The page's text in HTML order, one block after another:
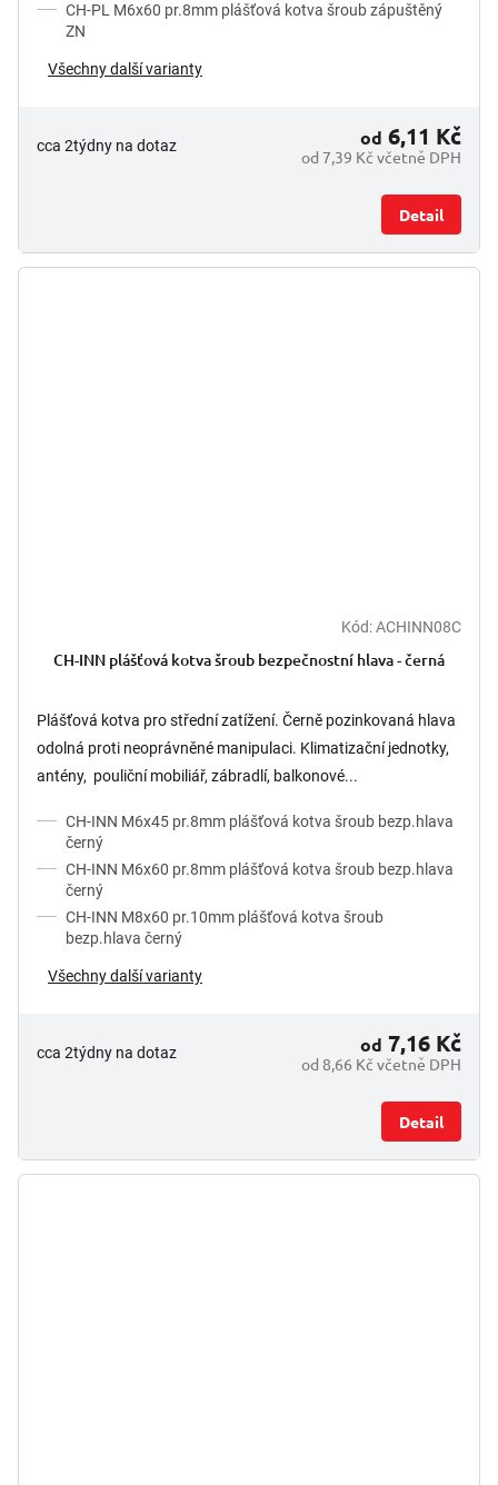
CH-PL M6x60 pr.8mm plášťová kotva šroub zápuštěný
ZN
Všechny další varianty
cca 2týdny na dotaz
od 7,39 Kč včetně DPH
od 6,11 Kč
Detail
Kód:ACHINN08C
CH-INN plášťová kotva šroub bezpečnostní hlava - černá
Plášťová kotva pro střední zatížení. Černě pozinkovaná hlava
odolná proti neoprávněné manipulaci. Klimatizační jednotky,
antény, pouliční mobiliář, zábradlí, balkonové...
CH-INN M6x45 pr.8mm plášťová kotva šroub bezp.hlava
černý
CH-INN M6x60 pr.8mm plášťová kotva šroub bezp.hlava
černý
CH-INN M8x60 pr.10mm plášťová kotva šroub
bezp.hlava černý
Všechny další varianty
cca 2týdny na dotaz
od 8,66 Kč včetně DPH
od 7,16 Kč
Detail